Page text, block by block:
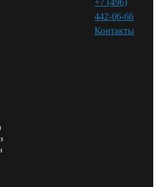
442-06-66
Контакты⁠